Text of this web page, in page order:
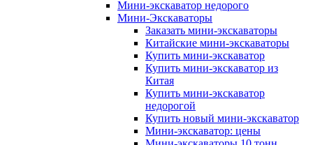
Мини-экскаватор недорого
Мини-Экскаваторы
Заказать мини-экскаваторы
Китайские мини-экскаваторы
Купить мини-экскаватор
Купить мини-экскаватор из
Китая
Купить мини-экскаватор
недорогой
Купить новый мини-экскаватор
Мини-экскаватор: цены